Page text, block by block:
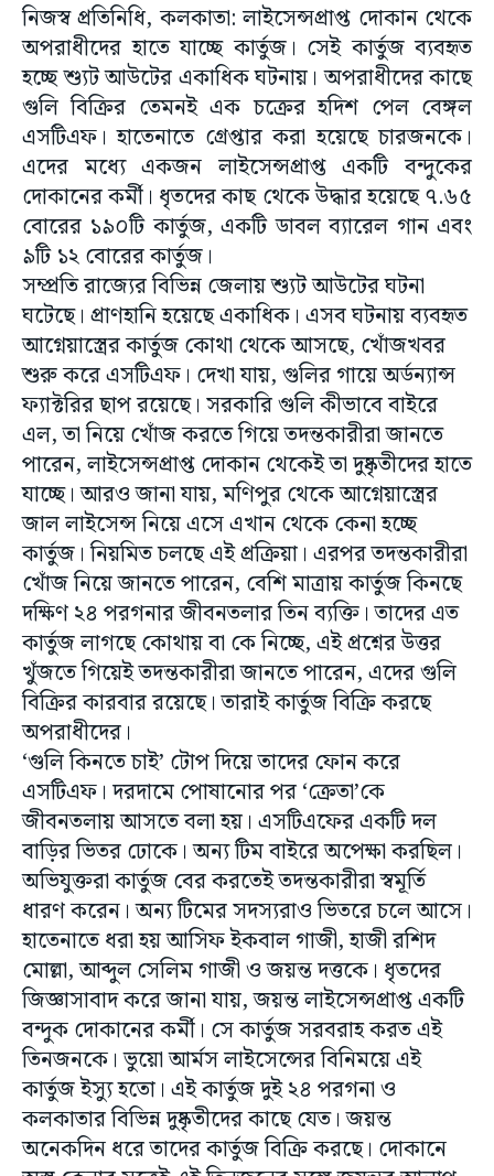
নিজস্ব প্রতিনিধি, কলকাতা: লাইসেন্সপ্রাপ্ত দোকান থেকে
অপরাধীদের হাতে যাচ্ছে কার্তুজ। সেই কার্তুজ ব্যবহৃত
হচ্ছে শ্যুট আউটের একাধিক ঘটনায়। অপরাধীদের কাছে
গুলি বিক্রির তেমনই এক চক্রের হদিশ পেল বেঙ্গল
এসটিএফ। হাতেনাতে গ্রেপ্তার করা হয়েছে চারজনকে।
এদের মধ্যে একজন লাইসেন্সপ্রাপ্ত একটি বন্দুকের
দোকানের কর্মী। ধৃতদের কাছ থেকে উদ্ধার হয়েছে ৭.৬৫
বোরের ১৯০টি কার্তুজ, একটি ডাবল ব্যারেল গান এবং
৯টি ১২ বোরের কার্তুজ।
সম্প্রতি রাজ্যের বিভিন্ন জেলায় শ্যুট আউটের ঘটনা
ঘটেছে। প্রাণহানি হয়েছে একাধিক। এসব ঘটনায় ব্যবহৃত
আগ্নেয়াস্ত্রের কার্তুজ কোথা থেকে আসছে, খোঁজখবর
শুরু করে এসটিএফ। দেখা যায়, গুলির গায়ে অর্ডন্যান্স
ফ্যাক্টরির ছাপ রয়েছে। সরকারি গুলি কীভাবে বাইরে
এল, তা নিয়ে খোঁজ করতে গিয়ে তদন্তকারীরা জানতে
পারেন, লাইসেন্সপ্রাপ্ত দোকান থেকেই তা দুষ্কৃতীদের হাতে
যাচ্ছে। আরও জানা যায়, মণিপুর থেকে আগ্নেয়াস্ত্রের
জাল লাইসেন্স নিয়ে এসে এখান থেকে কেনা হচ্ছে
কার্তুজ। নিয়মিত চলছে এই প্রক্রিয়া। এরপর তদন্তকারীরা
খোঁজ নিয়ে জানতে পারেন, বেশি মাত্রায় কার্তুজ কিনছে
দক্ষিণ ২৪ পরগনার জীবনতলার তিন ব্যক্তি। তাদের এত
কার্তুজ লাগছে কোথায় বা কে নিচ্ছে, এই প্রশ্নের উত্তর
খুঁজতে গিয়েই তদন্তকারীরা জানতে পারেন, এদের গুলি
বিক্রির কারবার রয়েছে। তারাই কার্তুজ বিক্রি করছে
অপরাধীদের।
‘গুলি কিনতে চাই’ টোপ দিয়ে তাদের ফোন করে
এসটিএফ। দরদামে পোষানোর পর ‘ক্রেতা’কে
জীবনতলায় আসতে বলা হয়। এসটিএফের একটি দল
বাড়ির ভিতর ঢোকে। অন্য টিম বাইরে অপেক্ষা করছিল।
অভিযুক্তরা কার্তুজ বের করতেই তদন্তকারীরা স্বমূর্তি
ধারণ করেন। অন্য টিমের সদস্যরাও ভিতরে চলে আসে।
হাতেনাতে ধরা হয় আসিফ ইকবাল গাজী, হাজী রশিদ
মোল্লা, আব্দুল সেলিম গাজী ও জয়ন্ত দত্তকে। ধৃতদের
জিজ্ঞাসাবাদ করে জানা যায়, জয়ন্ত লাইসেন্সপ্রাপ্ত একটি
বন্দুক দোকানের কর্মী। সে কার্তুজ সরবরাহ করত এই
তিনজনকে। ভুয়ো আর্মস লাইসেন্সের বিনিময়ে এই
কার্তুজ ইস্যু হতো। এই কার্তুজ দুই ২৪ পরগনা ও
কলকাতার বিভিন্ন দুষ্কৃতীদের কাছে যেত। জয়ন্ত
অনেকদিন ধরে তাদের কার্তুজ বিক্রি করছে। দোকানে